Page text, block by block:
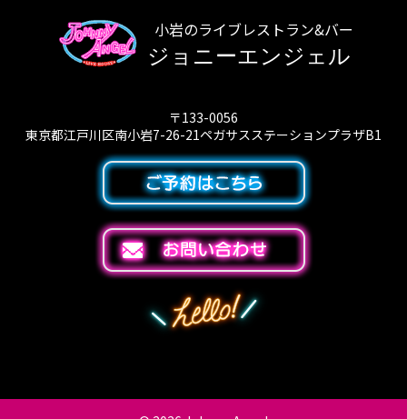
小岩のライブレストラン&バー
ジョニーエンジェル
〒133-0056
東京都江戸川区南小岩7-26-21ペガサスステーションプラザB1